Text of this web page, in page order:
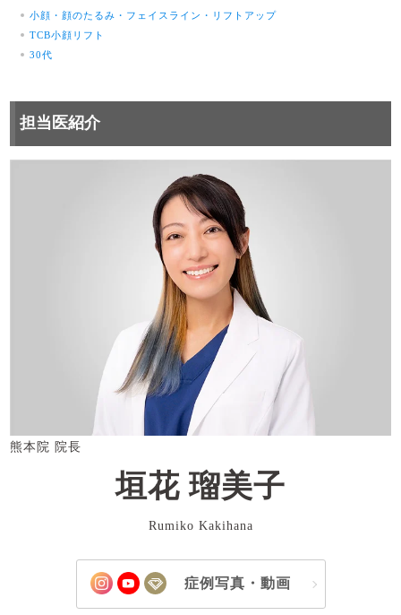
小顔・顔のたるみ・フェイスライン・リフトアップ
TCB小顔リフト
30代
担当医紹介
熊本院 院長
垣花 瑠美子
Rumiko Kakihana
症例写真・動画